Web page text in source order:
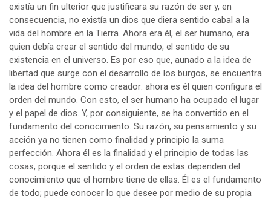
existía un fin ulterior que justificara su razón de ser y, en
consecuencia, no existía un dios que diera sentido cabal a la
vida del hombre en la Tierra. Ahora era él, el ser humano, era
quien debía crear el sentido del mundo, el sentido de su
existencia en el universo. Es por eso que, aunado a la idea de
libertad que surge con el desarrollo de los burgos, se encuentra
la idea del hombre como creador: ahora es él quien configura el
orden del mundo. Con esto, el ser humano ha ocupado el lugar
y el papel de dios. Y, por consiguiente, se ha convertido en el
fundamento del conocimiento. Su razón, su pensamiento y su
acción ya no tienen como finalidad y principio la suma
perfección. Ahora él es la finalidad y el principio de todas las
cosas, porque el sentido y el orden de estas dependen del
conocimiento que el hombre tiene de ellas. Él es el fundamento
de todo; puede conocer lo que desee por medio de su propia